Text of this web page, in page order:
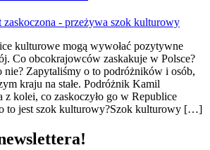
kulturowe mogą wywołać pozytywne
Co obcokrajowców zaskakuje w Polsce?
nie? Zapytaliśmy o to podróżników i osób,
kraju na stałe. Podróżnik Kamil
z kolei, co zaskoczyło go w Republice
to jest szok kulturowy?Szok kulturowy […]